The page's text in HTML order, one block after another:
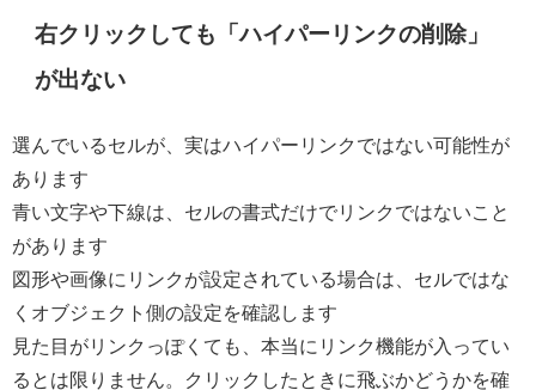
右クリックしても「ハイパーリンクの削除」
が出ない
選んでいるセルが、実はハイパーリンクではない可能性が
あります
青い文字や下線は、セルの書式だけでリンクではないこと
があります
図形や画像にリンクが設定されている場合は、セルではな
くオブジェクト側の設定を確認します
見た目がリンクっぽくても、本当にリンク機能が入ってい
るとは限りません。クリックしたときに飛ぶかどうかを確